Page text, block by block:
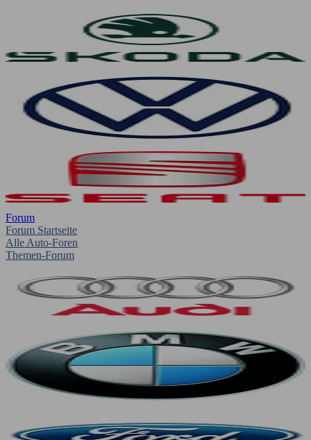
Forum
Forum Startseite
Alle Auto-Foren
Themen-Forum